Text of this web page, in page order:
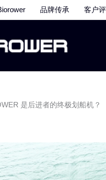
品牌传承 客户
是后进者的终极划船机？